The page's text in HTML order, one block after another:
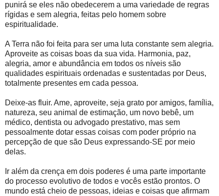
punirá se eles não obedecerem a uma variedade de regras
rígidas e sem alegria, feitas pelo homem sobre
espiritualidade.
A Terra não foi feita para ser uma luta constante sem alegria.
Aproveite as coisas boas da sua vida. Harmonia, paz,
alegria, amor e abundância em todos os níveis são
qualidades espirituais ordenadas e sustentadas por Deus,
totalmente presentes em cada pessoa.
Deixe-as fluir. Ame, aproveite, seja grato por amigos, família,
natureza, seu animal de estimação, um novo bebê, um
médico, dentista ou advogado prestativo, mas sem
pessoalmente dotar essas coisas com poder próprio na
percepção de que são Deus expressando-SE por meio
delas.
Ir além da crença em dois poderes é uma parte importante
do processo evolutivo de todos e vocês estão prontos. O
mundo está cheio de pessoas, ideias e coisas que afirmam